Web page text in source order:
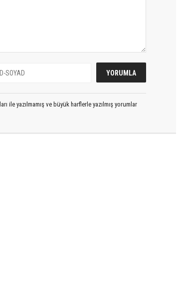
ile yazılmamış ve büyük harflerle yazılmış yorumlar